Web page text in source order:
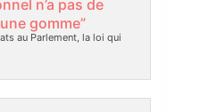
n’a pas de
gomme”
au Parlement, la loi qui